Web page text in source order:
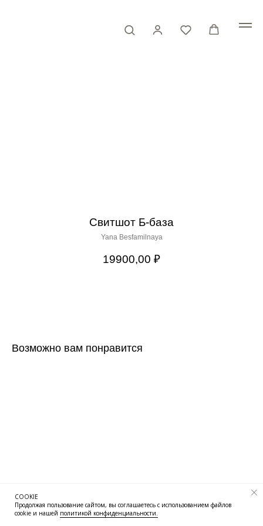
Свитшот Б-база
Yana Besfamilnaya
19900,00 ₽
Возможно вам понравится
COOKIE
Продолжая пользование сайтом, вы соглашаетесь с использованием файлов
cookie и нашей политикой конфиденциальности.